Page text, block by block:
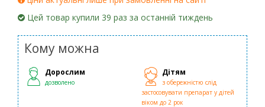
Цей товар купили 39 раз за останній тиждень
Кому можна
Дорослим
дозволено
Дітям
з обережністю слід
застосовувати препарат у дітей
віком до 2 рок